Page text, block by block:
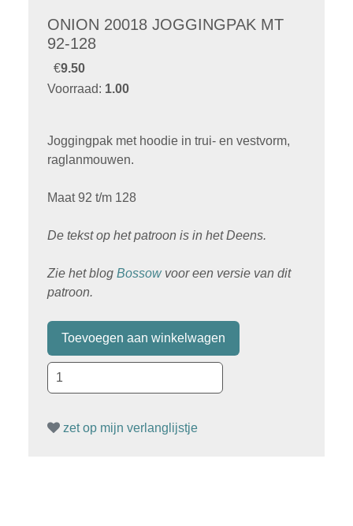
ONION 20018 JOGGINGPAK MT
92-128
€9.50
Voorraad: 1.00
Joggingpak met hoodie in trui- en vestvorm,
raglanmouwen.
Maat 92 t/m 128
De tekst op het patroon is in het Deens.
Zie het blog Bossowvoor een versie van dit
patroon.
zet op mijn verlanglijstje